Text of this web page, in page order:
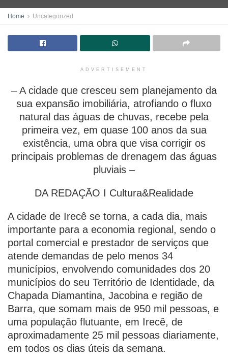
Home Uncategorized
ADVERTISEMENT
– A cidade que cresceu sem planejamento da
sua expansão imobiliária, atrofiando o fluxo
natural das águas de chuvas, recebe pela
primeira vez, em quase 100 anos da sua
existência, uma obra que visa corrigir os
principais problemas de drenagem das águas
pluviais –
DA REDAÇÃO I Cultura&Realidade
A cidade de Irecê se torna, a cada dia, mais
importante para a economia regional, sendo o
portal comercial e prestador de serviços que
atende demandas de pelo menos 34
municípios, envolvendo comunidades dos 20
municípios do seu Território de Identidade, da
Chapada Diamantina, Jacobina e região de
Barra, que somam mais de 950 mil pessoas, e
uma população flutuante, em Irecê, de
aproximadamente 25 mil pessoas diariamente,
em todos os dias úteis da semana.